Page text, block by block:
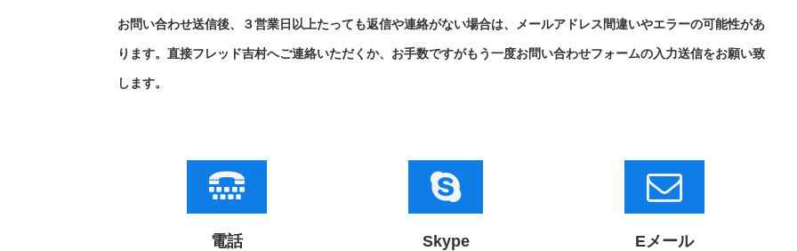
お問い合わせ送信後、３営業日以上たっても返信や連絡がない場合は、メールアドレス間違いやエラーの可能性があ
ります。直接フレッド吉村へご連絡いただくか、お手数ですがもう一度お問い合わせフォームの入力送信をお願い致
します。
電話 Skype Eメール